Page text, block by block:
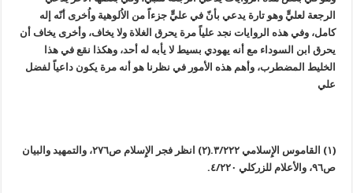
الرجعة لعليٍّ وهو تارة يدعي بأنّ في عليٍّ جزءاً من الاُلوهية واُخرى أنّه إله
كامل، وفي هذه الروايات نجد علياً مرة يحرق الغلاة ولا يخاف، وأخرى يخاف أن
يحرق ابن السوداء مع أنه يهودي بسيط لا يأبه له أحد، وهكذا نقع في هذا
الخليط المضطرب، وأهم هذه الأمور في نظرنا هو أنه مرة يكون داعياً لفضل
علي
(١) القاموس الإِسلامي ٣/٢٢٢.
(٢) انظر فجر الإِسلام ص٢٧٦، والتمهيد والبيان
ص٩٦، والأعلام للزركلي ٤/٢٢٠.